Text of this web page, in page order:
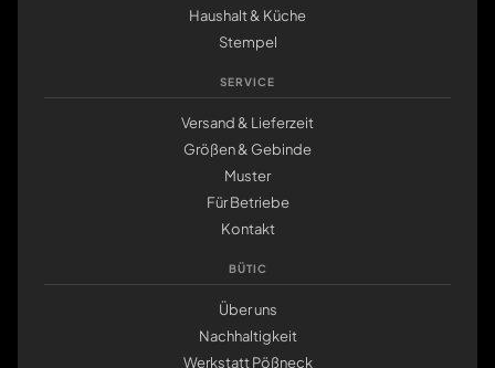
Haushalt & Küche
Stempel
SERVICE
Versand & Lieferzeit
Größen & Gebinde
Muster
Für Betriebe
Kontakt
BÜTIC
Über uns
Nachhaltigkeit
Werkstatt Pößneck